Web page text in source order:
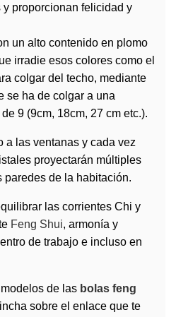
proporcionan felicidad y
un alto contenido en plomo
irradie esos colores como el
colgar del techo, mediante
se ha de colgar a una
9 (9cm, 18cm, 27 cm etc.).
a las ventanas y cada vez
proyectarán múltiples
de la habitación.
las corrientes Chi y
Feng Shui, armonía y
de trabajo e incluso en
de las bolas feng
sobre el enlace que te